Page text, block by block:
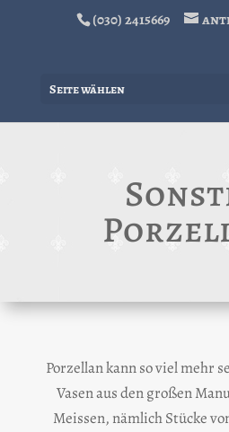
(030) 2415669
Seite wählen
Porzellan kann so viel mehr
Vasen aus den großen
Meissen, nämlich Stücke